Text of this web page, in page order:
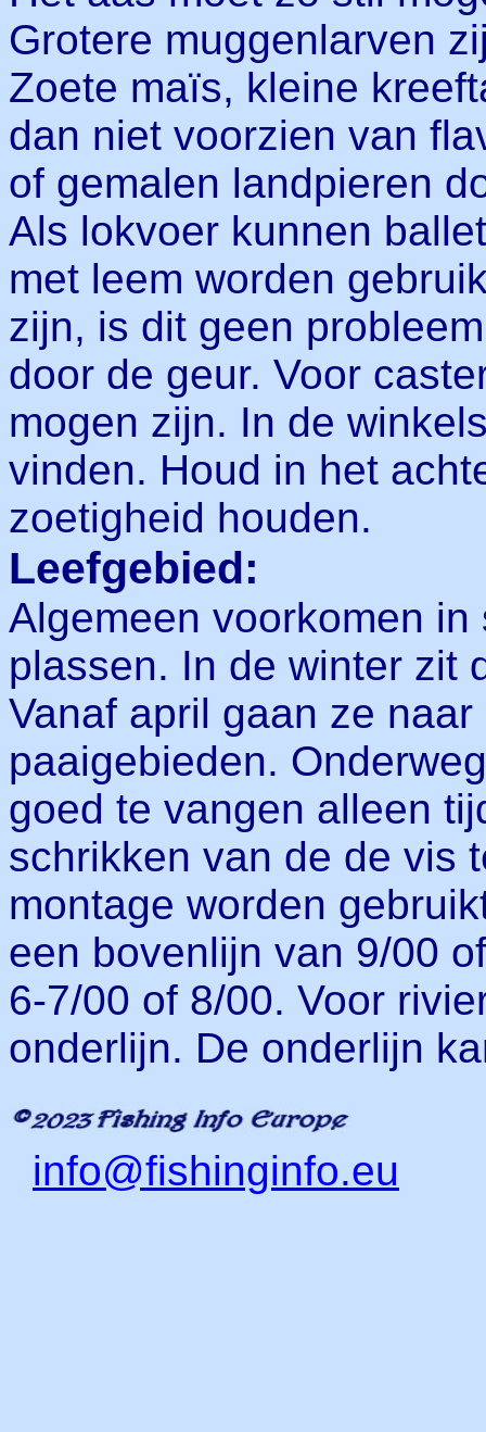
Grotere muggenlarven
Zoete maïs, kleine
dan niet voorzien van
of gemalen landpieren
Als lokvoer kunnen
met leem worden
zijn, is dit geen
door de geur. Voor
mogen zijn. In de
vinden. Houd in het
zoetigheid houden.
Leefgebied:
Algemeen voorkomen
plassen. In de winter zit
Vanaf april gaan ze
paaigebieden.
goed te vangen alleen
schrikken van de de vis
montage worden
een bovenlijn van 9/00
6-7/00 of 8/00. Voor
onderlijn. De onderlijn
info@fishinginfo.eu